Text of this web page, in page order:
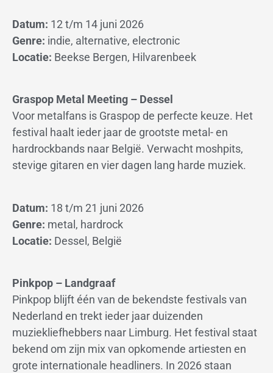
Datum: 12 t/m 14 juni 2026
Genre: indie, alternative, electronic
Locatie: Beekse Bergen, Hilvarenbeek
Graspop Metal Meeting – Dessel
Voor metalfans is Graspop de perfecte keuze. Het
festival haalt ieder jaar de grootste metal- en
hardrockbands naar België. Verwacht moshpits,
stevige gitaren en vier dagen lang harde muziek.
Datum: 18 t/m 21 juni 2026
Genre: metal, hardrock
Locatie: Dessel, België
Pinkpop – Landgraaf
Pinkpop blijft één van de bekendste festivals van
Nederland en trekt ieder jaar duizenden
muziekliefhebbers naar Limburg. Het festival staat
bekend om zijn mix van opkomende artiesten en
grote internationale headliners. In 2026 staan